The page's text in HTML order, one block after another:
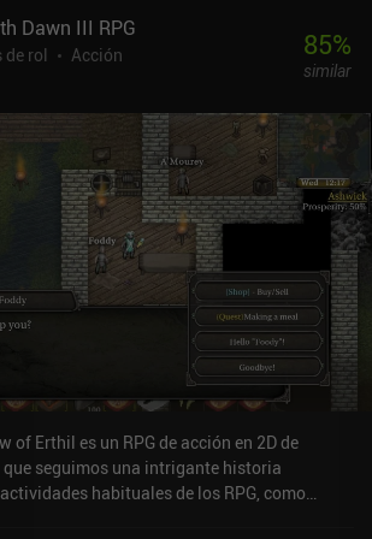
que nos indique dónde está nuestro
con los demás elementos de la pantalla. Los
bien, pero podrían mejorarse, sobre
de unos controles deficientes. Almora
a través de un único iAP de 4,99 $ para
premium que elimina todos los anuncios
a minijuegos, una enciclopedia de
y una vista previa de artesanía al crear.
mal algunos retoques, el juego tiene mucho
de los RPG de acción de la vieja escuela.
Dawn III RPG
de rol
Acción
85%
similar
of Erthil es un RPG de acción en 2D de
seguimos una intrigante historia
habituales de los RPG, como